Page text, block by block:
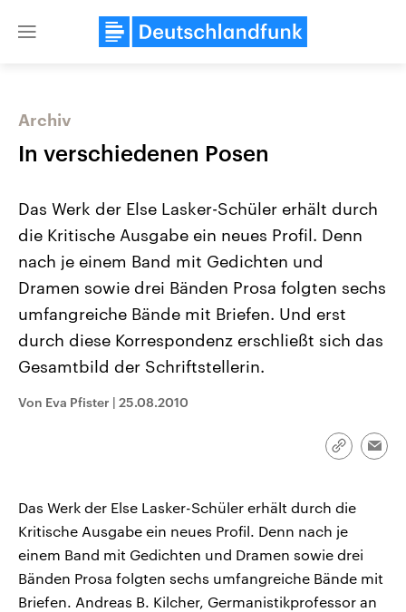
Close
Landtagswahl Sachsen-Anhalt
2026
Alle Informationen
Sachsen-Anhalt wählt am 6.
September 2026 einen neuen
Bundesland von einer Koalition aus
USA
Aktuelle Beiträge,
Hintergründe
Wirtschaftlich und
gehören die Vereinigten
Audio-Archiv
Archiv
In verschiedenen Posen
Das Werk der Else Lasker-Schüler erhält durch
die Kritische Ausgabe ein neues Profil. Denn
nach je einem Band mit Gedichten und
Dramen sowie drei Bänden Prosa folgten sechs
umfangreiche Bände mit Briefen. Und erst
durch diese Korrespondenz erschließt sich das
Gesamtbild der Schriftstellerin.
Von Eva Pfister | 25.08.2010
Link
Das Werk der Else Lasker-Schüler erhält durch die
Kritische Ausgabe ein neues Profil. Denn nach je
einem Band mit Gedichten und Dramen sowie drei
Bänden Prosa folgten sechs umfangreiche Bände mit
Briefen. Andreas B. Kilcher, Germanistikprofessor an